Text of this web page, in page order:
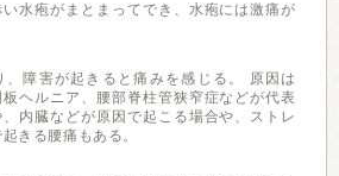
水疱がまとまってでき、水疱には激痛が
、障害が起きると痛みを感じる。 原因は
ヘルニア、腰部脊柱管狭窄症などが代表
内臓などが原因で起こる場合や、ストレ
きる腰痛もある。